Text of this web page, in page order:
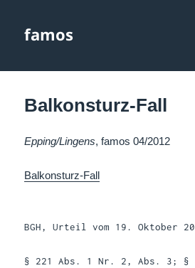
famos
Balkonsturz-Fall
Epping/Lingens, famos 04/2012
Balkonsturz-Fall
BGH, Urteil vom 19. Oktober
§ 221 Abs. 1 Nr. 2, Abs. 3; §